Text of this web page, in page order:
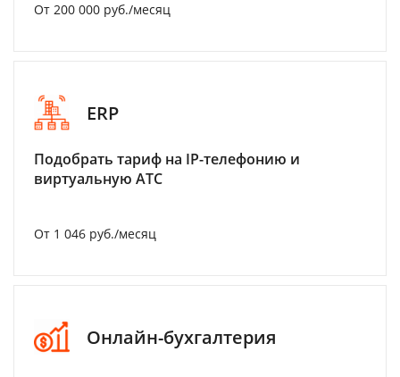
От 200 000 руб./месяц
ERP
Подобрать тариф на IP-телефонию и
виртуальную АТС
От 1 046 руб./месяц
Онлайн-бухгалтерия